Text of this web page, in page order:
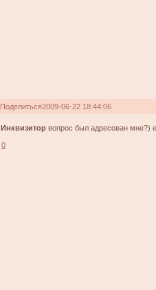
Поделиться2009-06-22 18:44:06
Инквизитор вопрос был адресован мне?)
0